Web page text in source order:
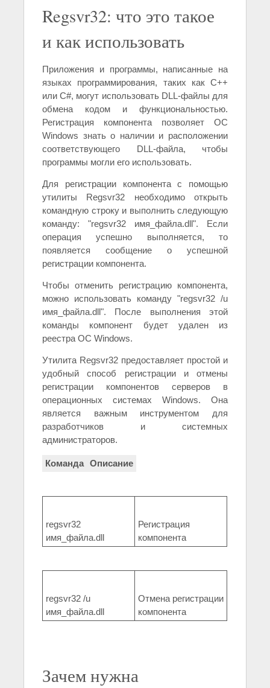
Regsvr32: что это такое
и как использовать
Приложения и программы, написанные на
языках программирования, таких как C++
или C#, могут использовать DLL-файлы для
обмена кодом и функциональностью.
Регистрация компонента позволяет ОС
Windows знать о наличии и расположении
соответствующего DLL-файла, чтобы
программы могли его использовать.
Для регистрации компонента с помощью
утилиты Regsvr32 необходимо открыть
командную строку и выполнить следующую
команду: "regsvr32 имя_файла.dll". Если
операция успешно выполняется, то
появляется сообщение о успешной
регистрации компонента.
Чтобы отменить регистрацию компонента,
можно использовать команду "regsvr32 /u
имя_файла.dll". После выполнения этой
команды компонент будет удален из
реестра ОС Windows.
Утилита Regsvr32 предоставляет простой и
удобный способ регистрации и отмены
регистрации компонентов серверов в
операционных системах Windows. Она
является важным инструментом для
разработчиков и системных
администраторов.
Команда Описание
regsvr32
имя_файла.dll
Регистрация
компонента
regsvr32 /u
имя_файла.dll
Отмена регистрации
компонента
Зачем нужна